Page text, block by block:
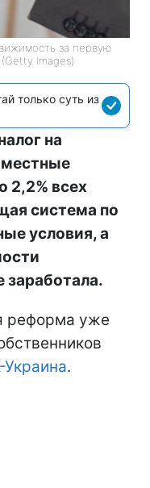
за первую
Images)
только суть из
на
всех
система по
условия, а
заработала.
реформа уже
.